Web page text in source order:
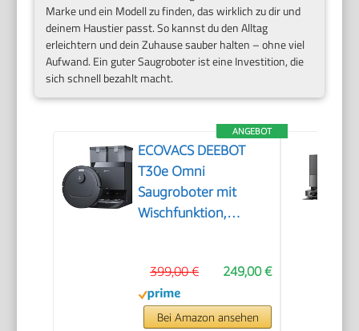
Marke und ein Modell zu finden, das wirklich zu dir und
deinem Haustier passt. So kannst du den Alltag
erleichtern und dein Zuhause sauber halten – ohne viel
Aufwand. Ein guter Saugroboter ist eine Investition, die
sich schnell bezahlt macht.
ANGEBOT
ECOVACS DEEBOT
T30e Omni
Saugroboter mit
Wischfunktion,
249,00 €
399,00 €
Bei Amazon ansehen